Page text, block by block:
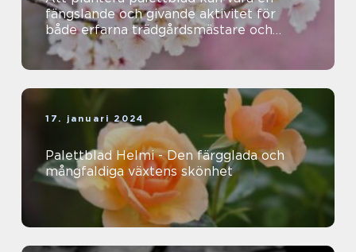
fängslande och givande aktivitet för
både erfarna trädgårdsmästare och
nybörjare
17. januari 2024
Palettblad Helmi - Den färgglada och
mångfaldiga växtens skönhet